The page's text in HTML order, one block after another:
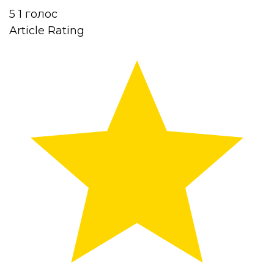
5 1 голос
Article Rating